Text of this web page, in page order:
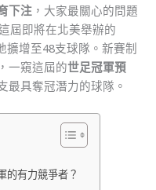
下注 ，大家最關心的問題
屆即將在北美舉辦的
擴增至48支球隊。新賽制
一窺這屆的世足冠軍預
最具奪冠潛力的球隊。
的有力競爭者？